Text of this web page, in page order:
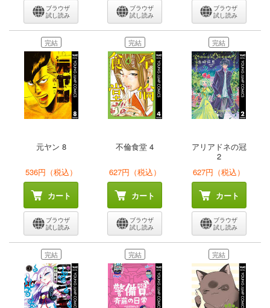
ブラウザ
試し読み
ブラウザ
試し読み
ブラウザ
試し読み
完結
元ヤン 8
536円（税込）
カート
ブラウザ
試し読み
完結
不倫食堂 4
627円（税込）
カート
ブラウザ
試し読み
完結
アリアドネの冠
2
627円（税込）
カート
ブラウザ
試し読み
完結 完結 完結